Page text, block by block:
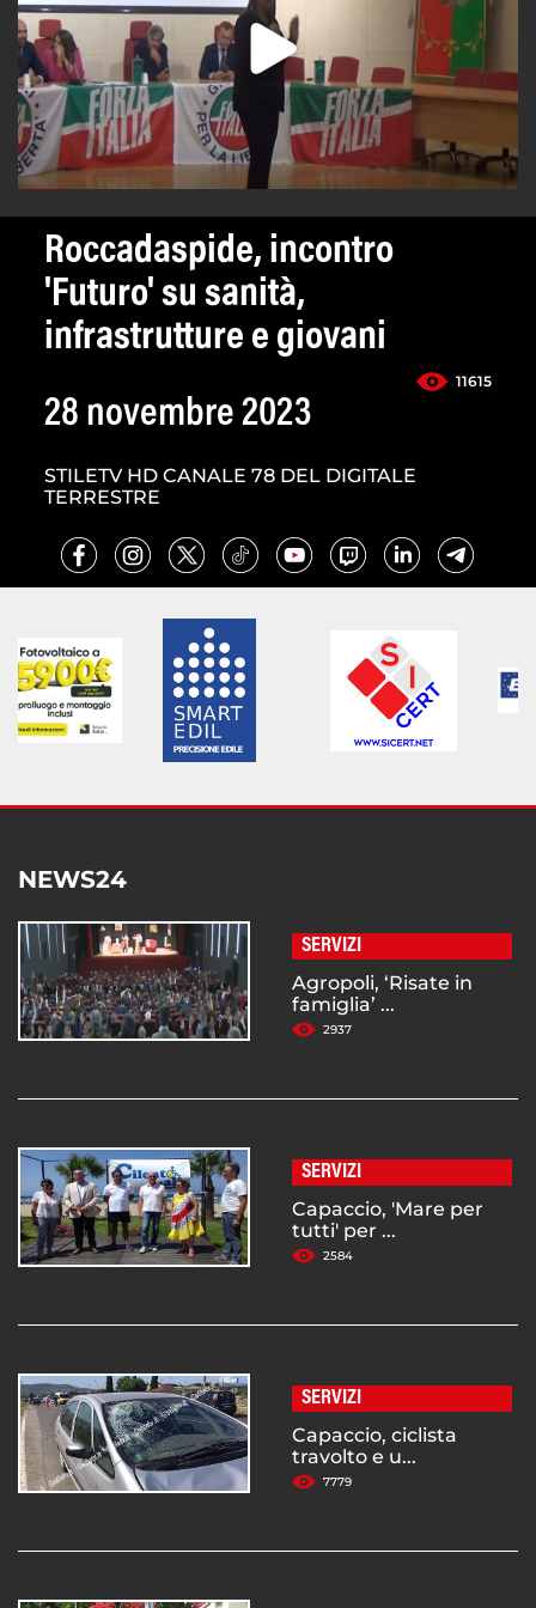
Roccadaspide, incontro
'Futuro' su sanità,
infrastrutture e giovani
11615
28 novembre 2023
STILETV HD CANALE 78 DEL DIGITALE
TERRESTRE
NEWS24
SERVIZI
Agropoli, ‘Risate in
famiglia’ ...
2937
SERVIZI
Capaccio, 'Mare per
tutti' per ...
2584
SERVIZI
Capaccio, ciclista
travolto e u...
7779